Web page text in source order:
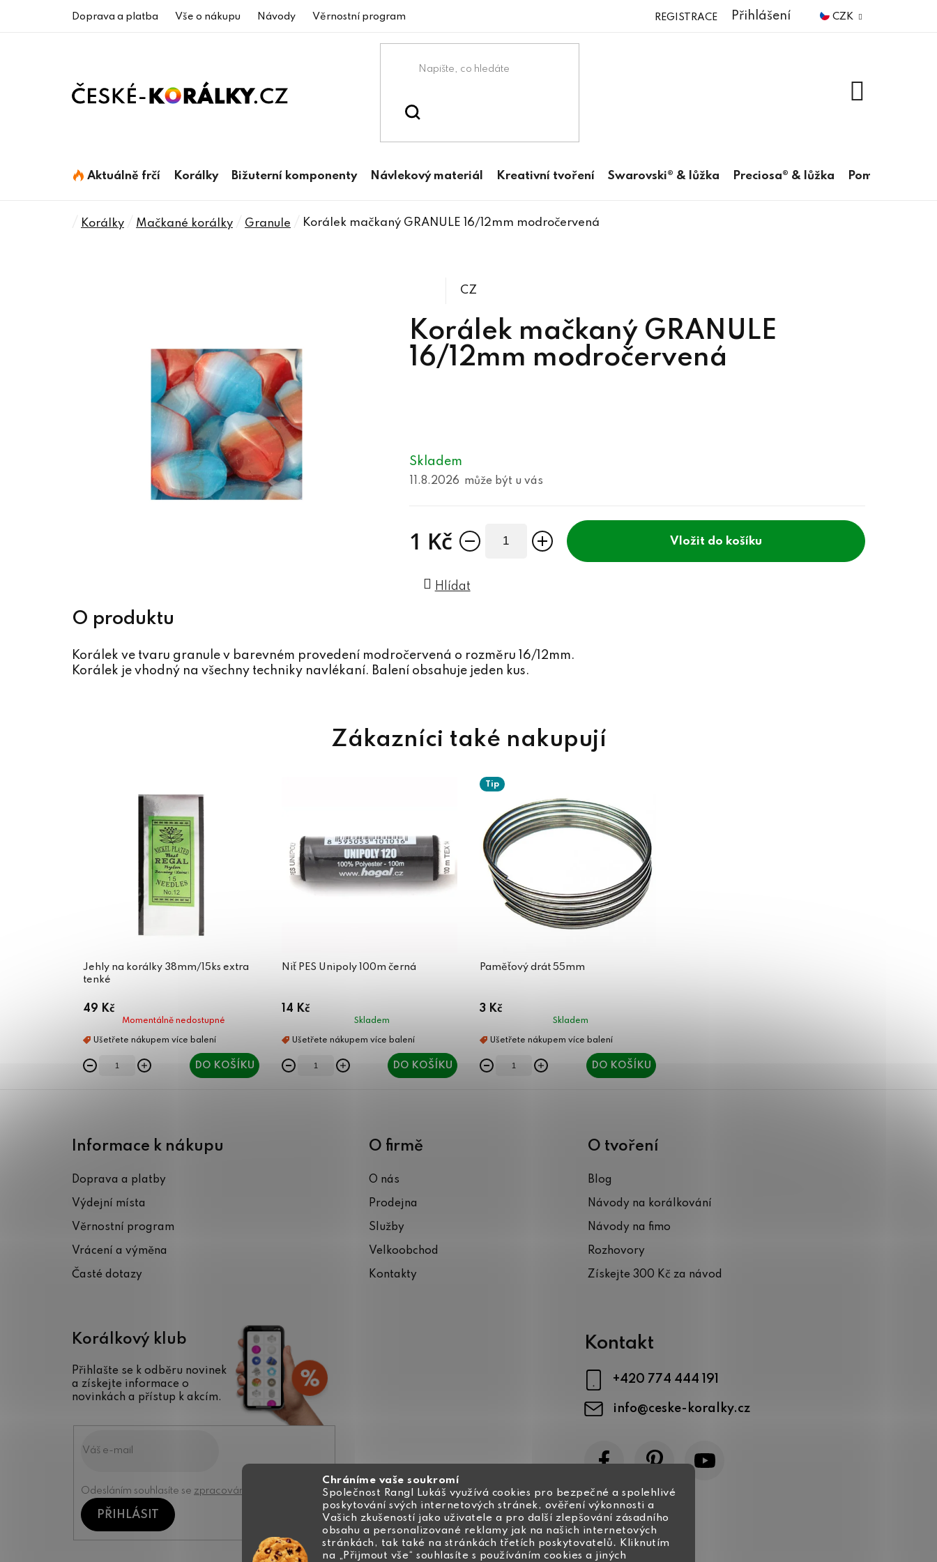
Chráníme vaše soukromí
Společnost Rangl Lukáš využívá cookies pro bezpečné a spolehlivé
poskytování svých internetových stránek, ověření výkonnosti a
Vašich zkušeností jako uživatele a pro další zlepšování zásadního
obsahu a personalizované reklamy jak na našich internetových
stránkách, tak také na stránkách třetích poskytovatelů. Kliknutím
na „Přijmout vše“ souhlasíte s používáním cookies a jiných
Doprava a platba Vše o nákupu Návody Věrnostní program CZK
Přihlášení
REGISTRACE
Aktuálně frčí Korálky Bižuterní komponenty Návlekový materiál Kreativní tvoření Swarovski® & lůžka Preciosa® & lůžka Pomůcky
Domů
Korálky Mačkané korálky Granule Korálek mačkaný GRANULE 16/12mm modročervená
Korálek mačkaný GRANULE
16/12mm modročervená
CZ
Skladem
11.8.2026
1 Kč do košíku
Hlídat
Korálek ve tvaru granule v barevném provedení modročervená o rozměru 16/12mm.
Korálek je vhodný na všechny techniky navlékaní. Balení obsahuje jeden kus.
Jehly na korálky 38mm/15ks extra
tenké
49 Kč
Momentálně nedostupné
DO KOŠÍKU
Niť PES Unipoly 100m černá
14 Kč
Skladem
DO KOŠÍKU
Tip
Paměťový drát 55mm
3 Kč
Skladem
DO KOŠÍKU
Informace k nákupu
Doprava a platby
Výdejní místa
Věrnostní program
Vrácení a výměna
Časté dotazy
O firmě
O nás
Prodejna
Služby
Velkoobchod
Kontakty
O tvoření
Blog
Návody na korálkování
Návody na fimo
Rozhovory
Získejte 300 Kč za návod
Korálkový klub
Přihlašte se k odběru novinek
a získejte informace o
novinkách a přístup k akcím.
Odesláním souhlasíte se zpracováním osobních údajů
PŘIHLÁSIT
Kontakt
info@ceske-koralky.cz
+420 774 444 191